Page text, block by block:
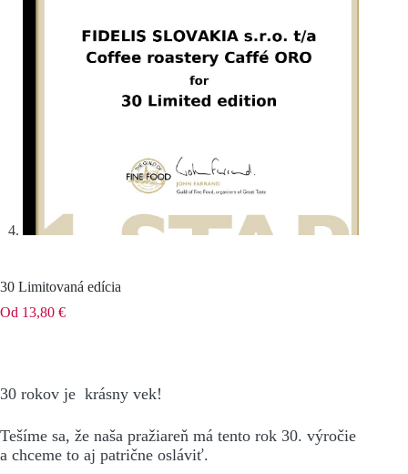
30 Limitovaná edícia
Od 13,80 €
30 rokov je krásny vek!
Tešíme sa, že naša pražiareň má tento rok 30. výročie
a chceme to aj patrične osláviť.